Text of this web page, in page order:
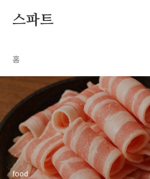
스파트
홈
food